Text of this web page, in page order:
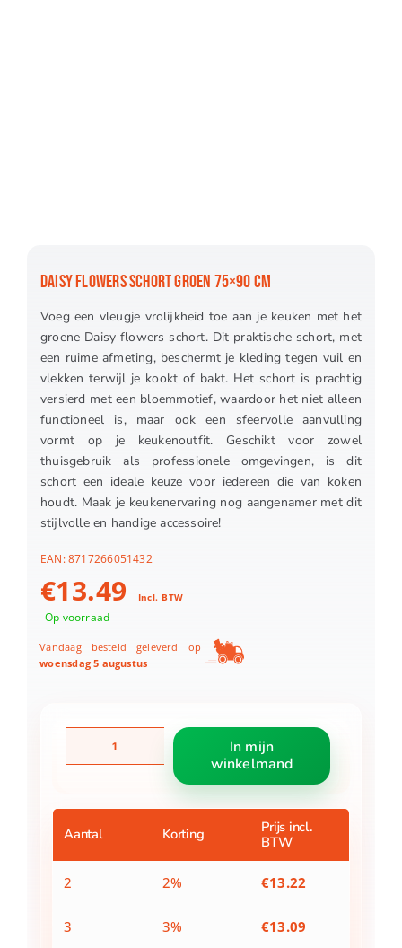
DAISY FLOWERS SCHORT GROEN 75×90 CM
Voeg een vleugje vrolijkheid toe aan je keuken met het
groene Daisy flowers schort. Dit praktische schort, met
een ruime afmeting, beschermt je kleding tegen vuil en
vlekken terwijl je kookt of bakt. Het schort is prachtig
versierd met een bloemmotief, waardoor het niet alleen
functioneel is, maar ook een sfeervolle aanvulling
vormt op je keukenoutfit. Geschikt voor zowel
thuisgebruik als professionele omgevingen, is dit
schort een ideale keuze voor iedereen die van koken
houdt. Maak je keukenervaring nog aangenamer met dit
stijlvolle en handige accessoire!
EAN:8717266051432
€13.49 Incl. BTW
Op voorraad
Vandaag besteld geleverd op
woensdag 5 augustus
flowers
75x90
In mijn
winkelmand
Aantal Korting
Prijs incl.
BTW
2 2% €13.22
3 3% €13.09